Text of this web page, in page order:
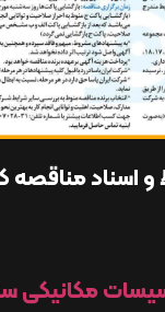
اسناد مناقصه
مکانیکی